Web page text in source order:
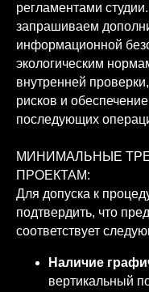
регламентами
запрашиваем
информационной
экологическим
внутренней
рисков и
последующих
МИНИМАЛЬНЫЕ
ПРОЕКТАМ:
Для допуска к
подтвердить, что
соответствует
Наличие
вертикальный